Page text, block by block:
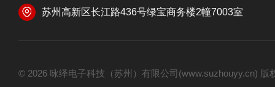
苏州高新区长江路436号绿宝商务楼2幢7003室
© 2026 咏绎电子科技（苏州）有限公司(www.suzhouyy.cn)